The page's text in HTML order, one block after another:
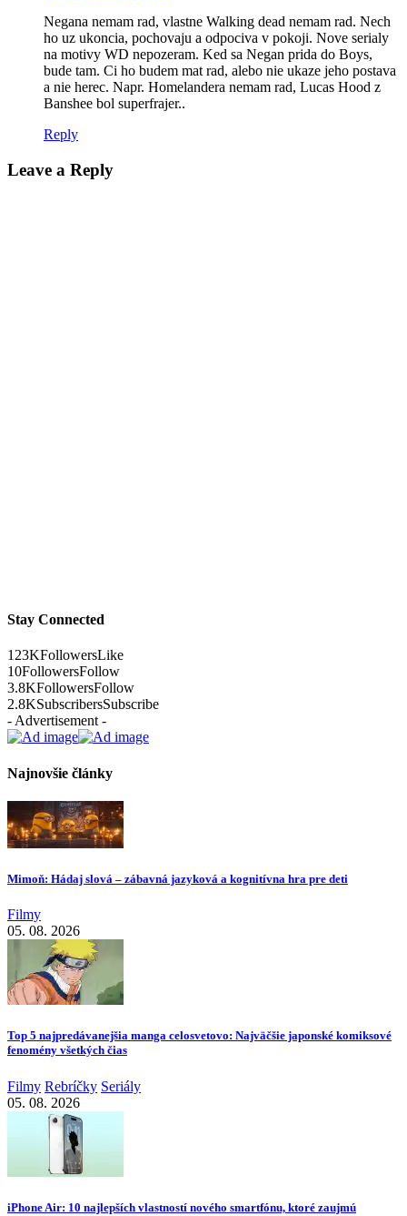
Negana nemam rad, vlastne Walking dead nemam rad. Nech
ho uz ukoncia, pochovaju a odpociva v pokoji. Nove serialy
na motivy WD nepozeram. Ked sa Negan prida do Boys,
bude tam. Ci ho budem mat rad, alebo nie ukaze jeho postava
a nie herec. Napr. Homelandera nemam rad, Lucas Hood z
Banshee bol superfrajer..
Reply
Leave a Reply
Stay Connected
123KFollowersLike
10FollowersFollow
3.8KFollowersFollow
2.8KSubscribersSubscribe
- Advertisement -
Najnovšie články
Mimoň: Hádaj slová – zábavná jazyková a kognitívna hra pre deti
Filmy
05. 08. 2026
Top 5 najpredávanejšia manga celosvetovo: Najväčšie japonské komiksové
fenomény všetkých čias
Filmy Rebríčky Seriály
05. 08. 2026
iPhone Air: 10 najlepších vlastností nového smartfónu, ktoré zaujmú